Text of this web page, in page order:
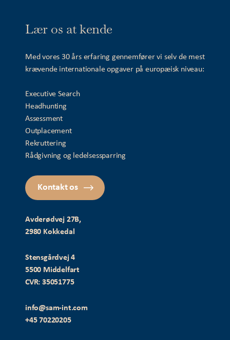
Avderødvej 27B,
2980 Kokkedal
Stensgårdvej 4
5500 Middelfart
CVR: 35051775
info@sam-int.com
+45 70220205
Lær os at kende
Med vores 30 års erfaring gennemfører vi selv de mest
krævende internationale opgaver på europæisk niveau:
Executive Search
Headhunting
Assessment
Outplacement
Rekruttering
Rådgivning og ledelsessparring
Kontakt os